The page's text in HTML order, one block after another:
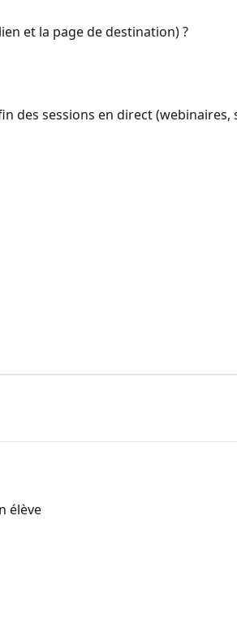
et la page de destination) ?
des sessions en direct (webinaires,
élève